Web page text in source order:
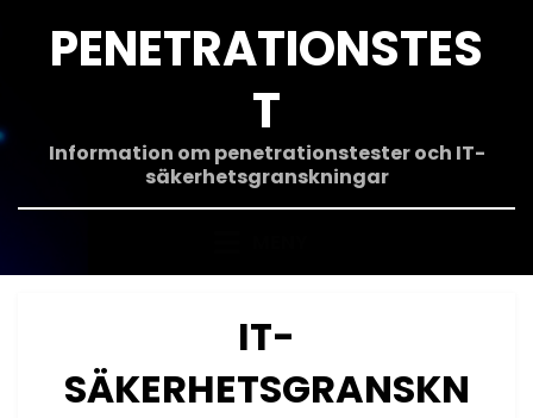
innehållPENETRATIONSTES
T
Information om penetrationstester och IT-
säkerhetsgranskningar
IT-
SÄKERHETSGRANSKN